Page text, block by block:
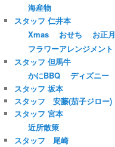
海産物
スタッフ 仁井本
Xmas
おせち お正月
フラワーアレンジメント
スタッフ 但馬牛
かにBBQ
ディズニー
スタッフ 坂本
スタッフ 安藤(茄子ジロー)
スタッフ 宮本
近所散策
スタッフ 尾崎